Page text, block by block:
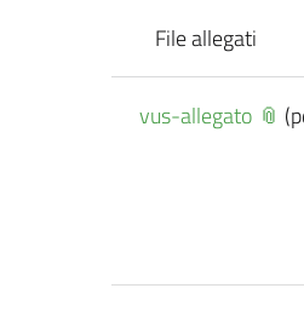
File allegati
vus-allegato